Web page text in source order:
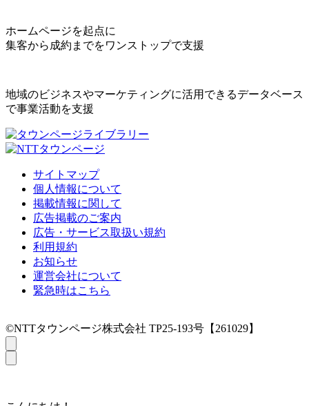
ホームページを起点に
集客から成約までをワンストップで支援
地域のビジネスやマーケティングに活用できるデータベース
で事業活動を支援
サイトマップ
個人情報について
掲載情報に関して
広告掲載のご案内
広告・サービス取扱い規約
利用規約
お知らせ
運営会社について
緊急時はこちら
©NTTタウンページ株式会社 TP25-193号【261029】